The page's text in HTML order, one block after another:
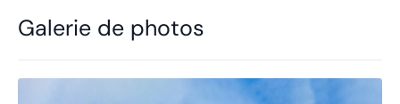
Galerie de photos